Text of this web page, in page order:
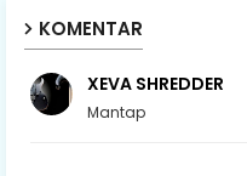
KOMENTAR
XEVA SHREDDER
Mantap